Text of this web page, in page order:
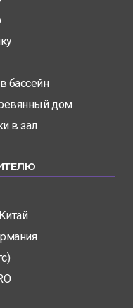
бассейн
дом
в зал